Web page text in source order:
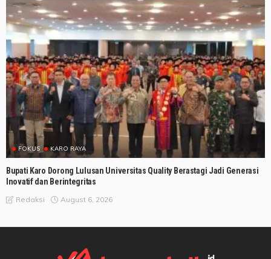
FOKUS KARO RAYA
Bupati Karo Dorong Lulusan Universitas Quality Berastagi Jadi Generasi
Inovatif dan Berintegritas
Redaksi August 6, 2026